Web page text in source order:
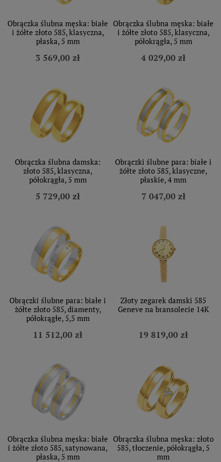
Obrączka ślubna męska: białe
i żółte złoto 585, klasyczna,
płaska, 5 mm
3 569,00 zł
Obrączka ślubna męska: białe
i żółte złoto 585, klasyczna,
półokrągła, 5 mm
4 029,00 zł
Obrączka ślubna damska:
złoto 585, klasyczna,
półokrągła, 5 mm
5 729,00 zł
Obrączki ślubne para: białe i
żółte złoto 585, klasyczne,
płaskie, 4 mm
7 047,00 zł
Obrączki ślubne para: białe i
żółte złoto 585, diamenty,
półokrągłe, 5,5 mm
11 512,00 zł
Złoty zegarek damski 585
Geneve na bransolecie 14K
19 819,00 zł
Obrączka ślubna męska: białe
i żółte złoto 585, satynowana,
płaska, 5 mm
Obrączka ślubna męska: złoto
585, tłoczenie, półokrągła, 5
mm